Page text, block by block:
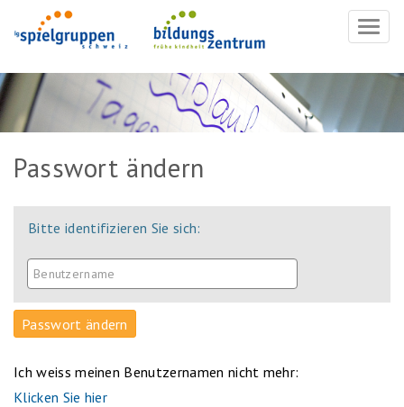
Passwort ändern
Bitte identifizieren Sie sich:
Ich weiss meinen Benutzernamen nicht mehr:
Klicken Sie hier